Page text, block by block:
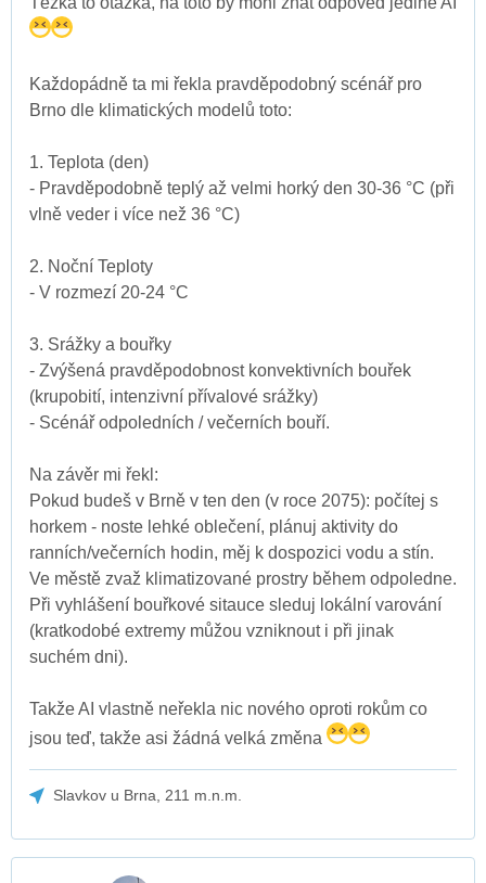
Každopádně ta mi řekla pravděpodobný scénář pro
Brno dle klimatických modelů toto:
1. Teplota (den)
- Pravděpodobně teplý až velmi horký den 30-36 °C (při
vlně veder i více než 36 °C)
2. Noční Teploty
- V rozmezí 20-24 °C
3. Srážky a bouřky
- Zvýšená pravděpodobnost konvektivních bouřek
(krupobití, intenzivní přívalové srážky)
- Scénář odpoledních / večerních bouří.
Na závěr mi řekl:
Pokud budeš v Brně v ten den (v roce 2075): počítej s
horkem - noste lehké oblečení, plánuj aktivity do
ranních/večerních hodin, měj k dospozici vodu a stín.
Ve městě zvaž klimatizované prostry během odpoledne.
Při vyhlášení bouřkové sitauce sleduj lokální varování
(kratkodobé extremy můžou vzniknout i při jinak
suchém dni).
Takže AI vlastně neřekla nic nového oproti rokům co
jsou teď, takže asi žádná velká změna
Slavkov u Brna, 211 m.n.m.